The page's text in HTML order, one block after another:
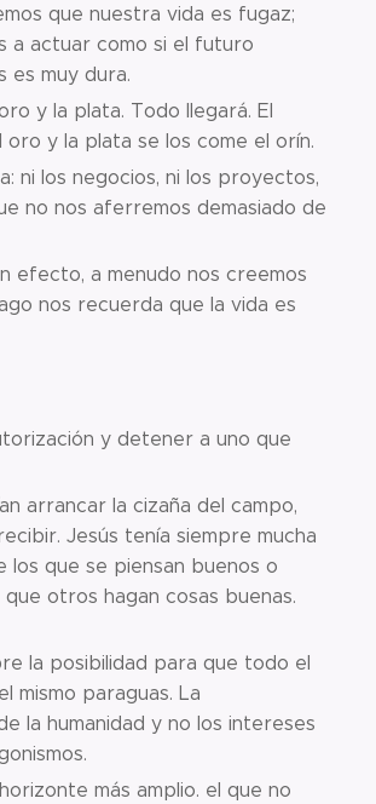
que nuestra vida es fugaz;
a actuar como si el futuro
es muy dura.
y la plata. Todo llegará. El
y la plata se los come el orín.
ni los negocios, ni los proyectos,
no nos aferremos demasiado de
efecto, a menudo nos creemos
nos recuerda que la vida es
y detener a uno que
arrancar la cizaña del campo,
Jesús tenía siempre mucha
los que se piensan buenos o
otros hagan cosas buenas.
la posibilidad para que todo el
mismo paraguas. La
la humanidad y no los intereses
más amplio. el que no